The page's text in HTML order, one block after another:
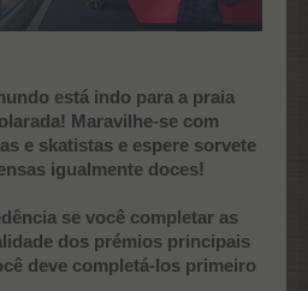
está indo para a praia
Maravilhe-se com
e skatistas e espere sorvete
igualmente doces!
se você completar as
dos prémios principais
deve completá-los primeiro